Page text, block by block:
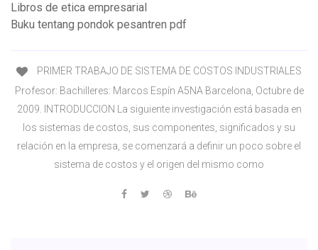
Libros de etica empresarial
Buku tentang pondok pesantren pdf
PRIMER TRABAJO DE SISTEMA DE COSTOS INDUSTRIALES
Profesor: Bachilleres: Marcos Espín A5NA Barcelona, Octubre de
2009. INTRODUCCION La siguiente investigación está basada en
los sistemas de costos, sus componentes, significados y su
relación en la empresa, se comenzará a definir un poco sobre el
sistema de costos y el origen del mismo como